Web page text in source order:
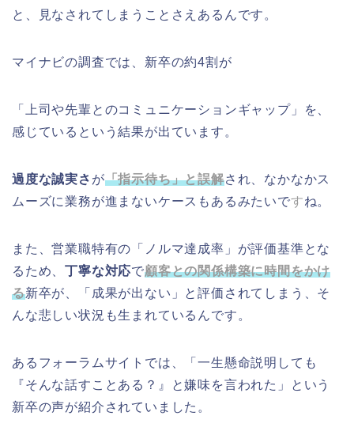
と、見なされてしまうことさえあるんです。
マイナビの調査では、新卒の約4割が
「上司や先輩とのコミュニケーションギャップ」を、
感じているという結果が出ています。
過度な誠実さ が「指示待ち」と誤解され、なかなかス
ムーズに業務が進まないケースもあるみたいですね。
また、営業職特有の「ノルマ達成率」が評価基準とな
るため、丁寧な対応で顧客との関係構築に時間をかけ
る新卒が、「成果が出ない」と評価されてしまう、そ
んな悲しい状況も生まれているんです。
あるフォーラムサイトでは、「一生懸命説明しても
『そんな話すことある？』と嫌味を言われた」という
新卒の声が紹介されていました。